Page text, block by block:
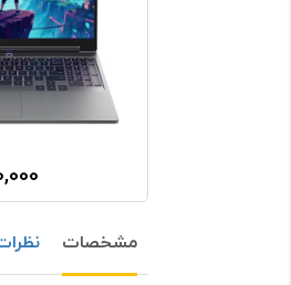
مشخصات